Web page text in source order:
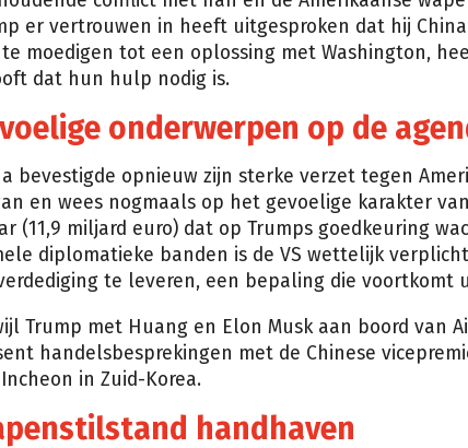
er vertrouwen in heeft uitgesproken dat hij
moedigen tot een oplossing met Washington,
dat hun hulp nodig is.
onderwerpen op de
bevestigde opnieuw zijn sterke verzet tegen
en wees nogmaals op het gevoelige karakter
(11,9 miljard euro) dat op Trumps goedkeuring
diplomatieke banden is de VS wettelijk
te leveren, een bepaling die voortkomt
Trump met Huang en Elon Musk aan boord van
handelsbesprekingen met de Chinese
in Zuid-Korea.
handhaven